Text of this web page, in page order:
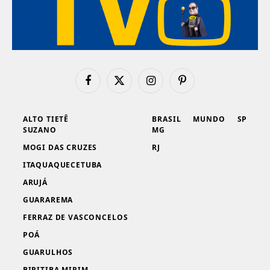
FacebookX
InstagramPinterest
ALTO TIETÊ
SUZANO
MOGI DAS CRUZES
ITAQUAQUECETUBA
ARUJÁ
GUARAREMA
FERRAZ DE VASCONCELOS
POÁ
GUARULHOS
BRASIL
MG
RJ
MUNDO SP